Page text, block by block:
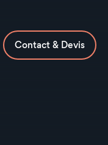
Contact & Devis